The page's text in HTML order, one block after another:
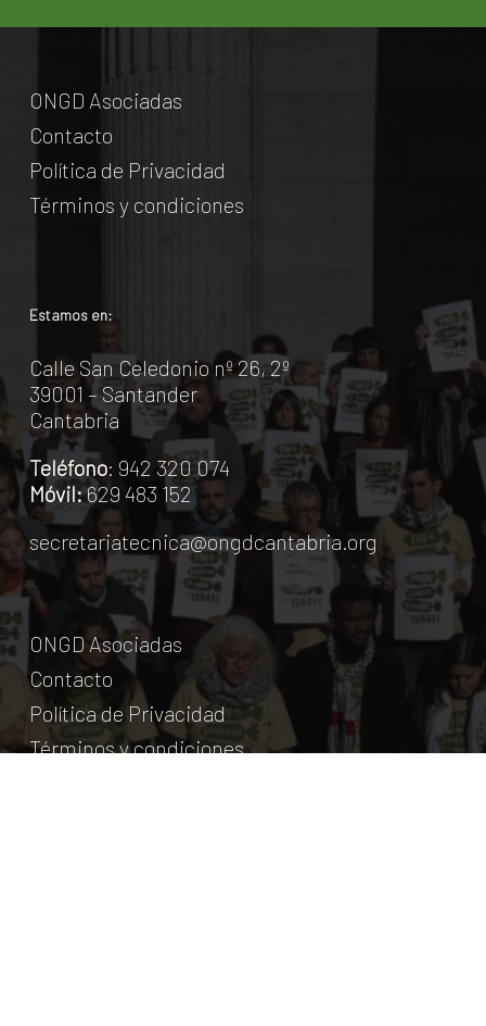
ONGD Asociadas
Contacto
Política de Privacidad
Términos y condiciones
Estamos en:
Calle San Celedonio nº 26, 2º
39001 – Santander
Cantabria
Teléfono: 942 320 074
Móvil:629 483 152
secretariatecnica@ongdcantabria.org
ONGD Asociadas
Contacto
Política de Privacidad
Términos y condiciones